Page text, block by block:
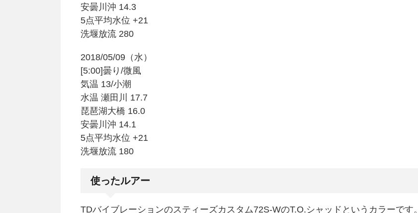
安曇川沖 14.3
5点平均水位 +21
洗堰放流 280
2018/05/09（水）
[5:00]曇り/微風
気温 13/小潮
水温 瀬田川 17.7
琵琶湖大橋 16.0
安曇川沖 14.1
5点平均水位 +21
洗堰放流 180
使ったルアー
TDバイブレーションのスティーズカスタム72S-WのT.O.シャッドというカラーです。